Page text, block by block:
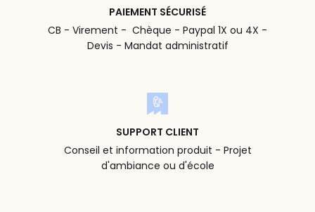
PAIEMENT SÉCURISÉ
CB - Virement - Chèque - Paypal 1X ou 4X -
Devis - Mandat administratif
SUPPORT CLIENT
Conseil et information produit - Projet
d'ambiance ou d'école